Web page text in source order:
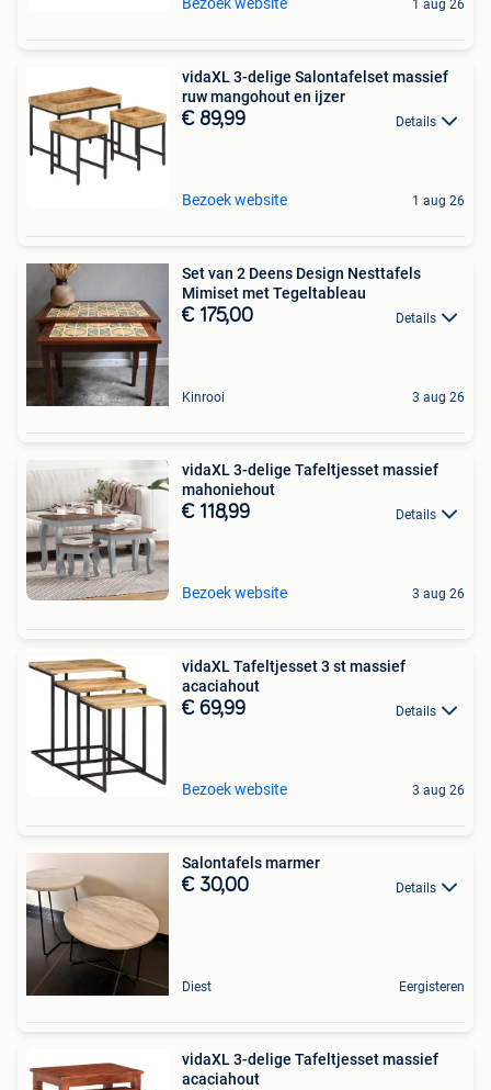
Bezoek website 1 aug 26
vidaXL 3-delige Salontafelset massief
ruw mangohout en ijzer
€ 89,99 Details
Bezoek website 1 aug 26
Set van 2 Deens Design Nesttafels
Mimiset met Tegeltableau
€ 175,00 Details
Kinrooi 3 aug 26
vidaXL 3-delige Tafeltjesset massief
mahoniehout
€ 118,99 Details
Bezoek website 3 aug 26
vidaXL Tafeltjesset 3 st massief
acaciahout
€ 69,99 Details
Bezoek website 3 aug 26
Salontafels marmer
€ 30,00 Details
Diest Eergisteren
vidaXL 3-delige Tafeltjesset massief
acaciahout